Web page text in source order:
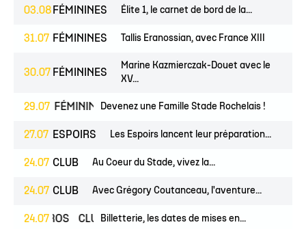
03.08 FÉMININES Élite 1, le carnet de bord de la...
30.07 FÉMININES
XV...
29.07FÉMININES CLUB
Devenez une Famille Stade Rochelais !
27.07 ESPOIRS Les Espoirs lancent leur préparation...
24.07 CLUB Au Coeur du Stade, vivez la...